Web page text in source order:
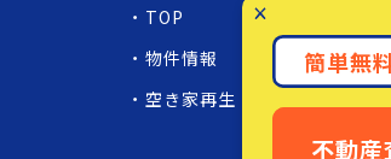
簡単無料
不動産
TOP
物件情報
事業内容
空き家再生